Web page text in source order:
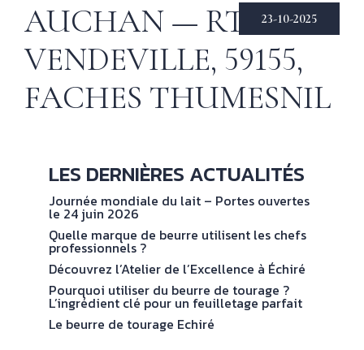
ÉCHIRÉ
NOS PRODUITS
D’EXCELLENCE
LE BEURRE
CHARENTES-
RECETTES
& INSPIRATIONS
NOS
ENGAGEMENTS
ESPACE
PROFESSIONNEL
23-10-2025
AUCHAN — RTE DE
VENDEVILLE, 59155,
FACHES THUMESNIL
LES DERNIÈRES ACTUALITÉS
Journée mondiale du lait – Portes ouvertes
le 24 juin 2026
Quelle marque de beurre utilisent les chefs
professionnels ?
Découvrez l’Atelier de l’Excellence à Échiré
Pourquoi utiliser du beurre de tourage ?
L’ingrédient clé pour un feuilletage parfait
Le beurre de tourage Echiré